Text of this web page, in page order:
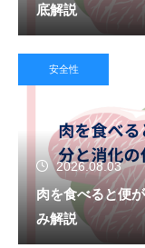
底解説
安全性
2026.08.03
肉を食べると便
み解説